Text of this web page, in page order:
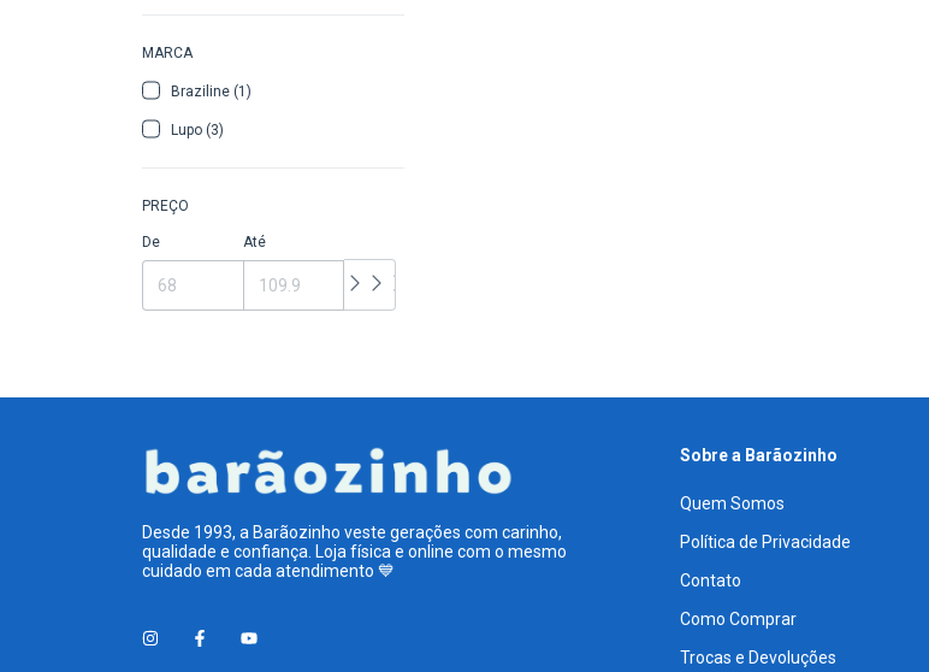
MARCA
Braziline (1)
Lupo (3)
PREÇO
De Até
Desde 1993, a Barãozinho veste gerações com carinho,
qualidade e confiança. Loja física e online com o mesmo
cuidado em cada atendimento 💙
Sobre a Barãozinho
Quem Somos
Política de Privacidade
Contato
Como Comprar
Trocas e Devoluções